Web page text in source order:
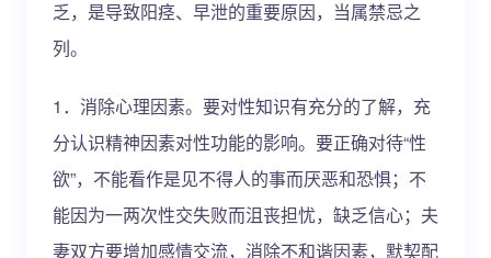
乏，是导致阳痉、早泄的重要原因，当属禁忌之
列。
1．消除心理因素。要对性知识有充分的了解，充
分认识精神因素对性功能的影响。要正确对待“性
欲”，不能看作是见不得人的事而厌恶和恐惧；不
能因为一两次性交失败而沮丧担忧，缺乏信心；夫
妻双方要增加感情交流，消除不和谐因素，默契配